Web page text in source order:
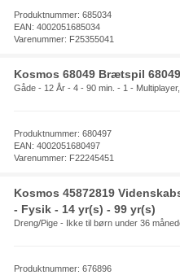
Produktnummer: 685034
EAN: 4002051685034
Varenummer: F25355041
Kosmos 68049 Brætspil
Gåde - 12 År - 4 - 90 min. - 1 -
Produktnummer: 680497
EAN: 4002051680497
Varenummer: F22245451
Kosmos 45872819
- Fysik - 14 yr(s) - 99 yr(s)
Dreng/Pige - Ikke til børn under 36
Produktnummer: 676896